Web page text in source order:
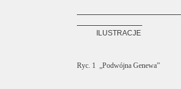
ILUSTRACJE
Ryc. 1 „Podwójna Genewa”